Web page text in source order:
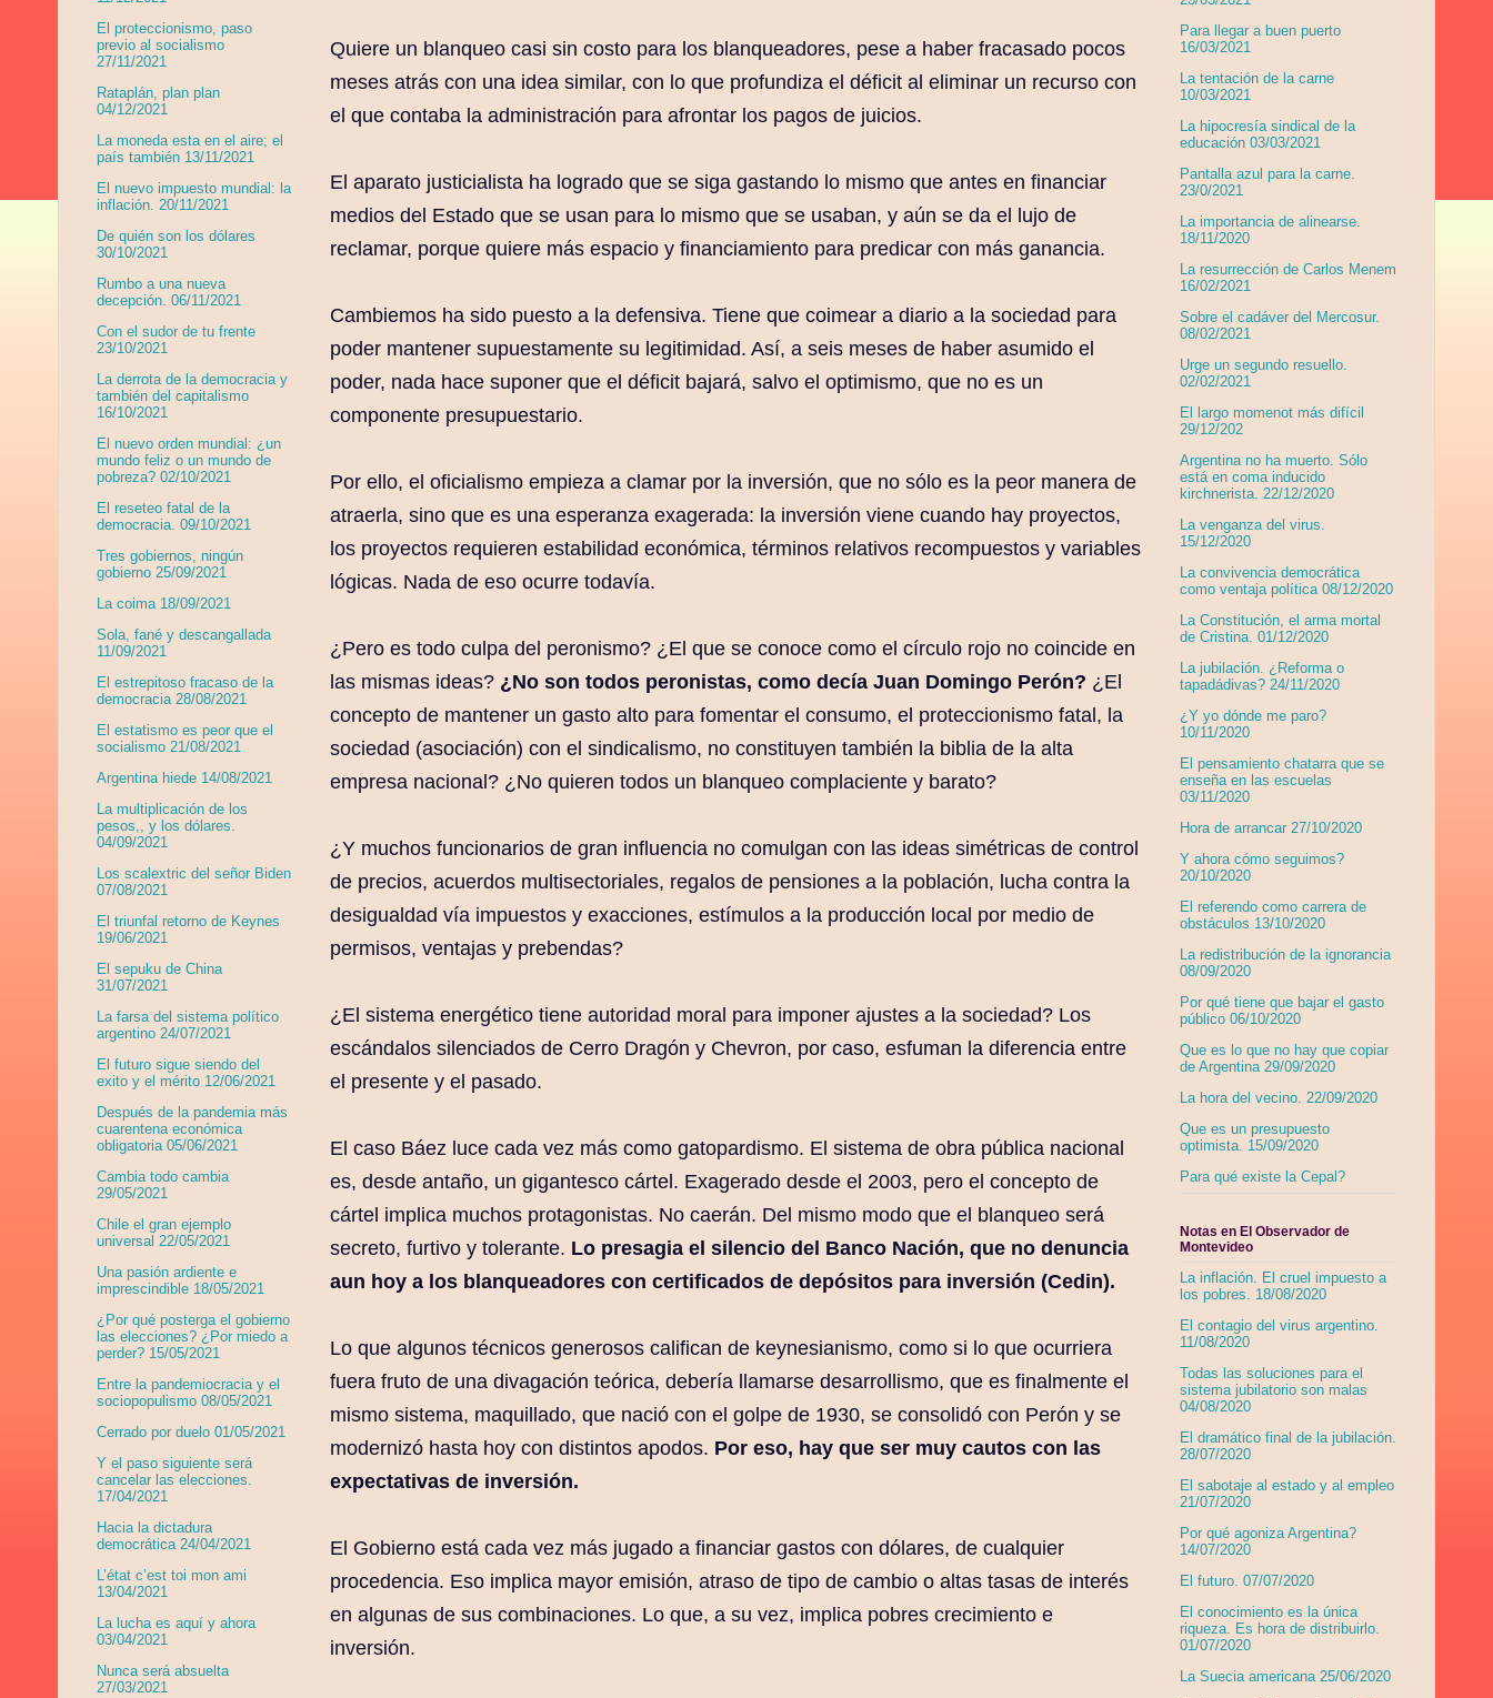
Quiere un blanqueo casi sin costo para los blanqueadores, pese a haber fracasado pocos
meses atrás con una idea similar, con lo que profundiza el déficit al eliminar un recurso con
el que contaba la administración para afrontar los pagos de juicios.
El aparato justicialista ha logrado que se siga gastando lo mismo que antes en financiar
medios del Estado que se usan para lo mismo que se usaban, y aún se da el lujo de
reclamar, porque quiere más espacio y financiamiento para predicar con más ganancia.
Cambiemos ha sido puesto a la defensiva. Tiene que coimear a diario a la sociedad para
poder mantener supuestamente su legitimidad. Así, a seis meses de haber asumido el
poder, nada hace suponer que el déficit bajará, salvo el optimismo, que no es un
componente presupuestario.
Por ello, el oficialismo empieza a clamar por la inversión, que no sólo es la peor manera de
atraerla, sino que es una esperanza exagerada: la inversión viene cuando hay proyectos,
los proyectos requieren estabilidad económica, términos relativos recompuestos y variables
lógicas. Nada de eso ocurre todavía.
¿Pero es todo culpa del peronismo? ¿El que se conoce como el círculo rojo no coincide en
las mismas ideas? ¿No son todos peronistas, como decía Juan Domingo Perón? ¿El
concepto de mantener un gasto alto para fomentar el consumo, el proteccionismo fatal, la
sociedad (asociación) con el sindicalismo, no constituyen también la biblia de la alta
empresa nacional? ¿No quieren todos un blanqueo complaciente y barato?
¿Y muchos funcionarios de gran influencia no comulgan con las ideas simétricas de control
de precios, acuerdos multisectoriales, regalos de pensiones a la población, lucha contra la
desigualdad vía impuestos y exacciones, estímulos a la producción local por medio de
permisos, ventajas y prebendas?
¿El sistema energético tiene autoridad moral para imponer ajustes a la sociedad? Los
escándalos silenciados de Cerro Dragón y Chevron, por caso, esfuman la diferencia entre
el presente y el pasado.
El caso Báez luce cada vez más como gatopardismo. El sistema de obra pública nacional
es, desde antaño, un gigantesco cártel. Exagerado desde el 2003, pero el concepto de
cártel implica muchos protagonistas. No caerán. Del mismo modo que el blanqueo será
secreto, furtivo y tolerante. Lo presagia el silencio del Banco Nación, que no denuncia
aun hoy a los blanqueadores con certificados de depósitos para inversión (Cedin).
Lo que algunos técnicos generosos califican de keynesianismo, como si lo que ocurriera
fuera fruto de una divagación teórica, debería llamarse desarrollismo, que es finalmente el
mismo sistema, maquillado, que nació con el golpe de 1930, se consolidó con Perón y se
modernizó hasta hoy con distintos apodos. Por eso, hay que ser muy cautos con las
expectativas de inversión.
El Gobierno está cada vez más jugado a financiar gastos con dólares, de cualquier
procedencia. Eso implica mayor emisión, atraso de tipo de cambio o altas tasas de interés
en algunas de sus combinaciones. Lo que, a su vez, implica pobres crecimiento e
inversión.
El proteccionismo, paso
previo al socialismo
27/11/2021
Rataplán, plan plan
04/12/2021
La moneda esta en el aire; el
país también 13/11/2021
El nuevo impuesto mundial: la
inflación. 20/11/2021
De quién son los dólares
30/10/2021
Rumbo a una nueva
decepción. 06/11/2021
Con el sudor de tu frente
23/10/2021
La derrota de la democracia y
también del capitalismo
16/10/2021
El nuevo orden mundial: ¿un
mundo feliz o un mundo de
pobreza? 02/10/2021
El reseteo fatal de la
democracia. 09/10/2021
Tres gobiernos, ningún
gobierno 25/09/2021
La coima 18/09/2021
Sola, fané y descangallada
11/09/2021
El estrepitoso fracaso de la
democracia 28/08/2021
El estatismo es peor que el
socialismo 21/08/2021
Argentina hiede 14/08/2021
La multiplicación de los
pesos,, y los dólares.
04/09/2021
Los scalextric del señor Biden
07/08/2021
El triunfal retorno de Keynes
19/06/2021
El sepuku de China
31/07/2021
La farsa del sistema político
argentino 24/07/2021
El futuro sigue siendo del
exito y el mérito 12/06/2021
Después de la pandemia más
cuarentena económica
obligatoria 05/06/2021
Cambia todo cambia
29/05/2021
Chile el gran ejemplo
universal 22/05/2021
Una pasión ardiente e
imprescindible 18/05/2021
¿Por qué posterga el gobierno
las elecciones? ¿Por miedo a
perder? 15/05/2021
Entre la pandemiocracia y el
sociopopulismo 08/05/2021
Cerrado por duelo 01/05/2021
Y el paso siguiente será
cancelar las elecciones.
17/04/2021
Hacia la dictadura
democrática 24/04/2021
L’état c’est toi mon ami
13/04/2021
La lucha es aquí y ahora
03/04/2021
Nunca será absuelta
27/03/2021
Para llegar a buen puerto
16/03/2021
La tentación de la carne
10/03/2021
La hipocresía sindical de la
educación 03/03/2021
Pantalla azul para la carne.
23/0/2021
La importancia de alinearse.
18/11/2020
La resurrección de Carlos Menem
16/02/2021
Sobre el cadáver del Mercosur.
08/02/2021
Urge un segundo resuello.
02/02/2021
El largo momenot más difícil
29/12/202
Argentina no ha muerto. Sólo
está en coma inducido
kirchnerista. 22/12/2020
La venganza del virus.
15/12/2020
La convivencia democrática
como ventaja política 08/12/2020
La Constitución, el arma mortal
de Cristina. 01/12/2020
La jubilación. ¿Reforma o
tapadádivas? 24/11/2020
¿Y yo dónde me paro?
10/11/2020
El pensamiento chatarra que se
enseña en las escuelas
03/11/2020
Hora de arrancar 27/10/2020
Y ahora cómo seguimos?
20/10/2020
El referendo como carrera de
obstáculos 13/10/2020
La redistribución de la ignorancia
08/09/2020
Por qué tiene que bajar el gasto
público 06/10/2020
Que es lo que no hay que copiar
de Argentina 29/09/2020
La hora del vecino. 22/09/2020
Que es un presupuesto
optimista. 15/09/2020
Para qué existe la Cepal?
Notas en El Observador de
Montevideo
La inflación. El cruel impuesto a
los pobres. 18/08/2020
El contagio del virus argentino.
11/08/2020
Todas las soluciones para el
sistema jubilatorio son malas
04/08/2020
El dramático final de la jubilación.
28/07/2020
El sabotaje al estado y al empleo
21/07/2020
Por qué agoniza Argentina?
14/07/2020
El futuro. 07/07/2020
El conocimiento es la única
riqueza. Es hora de distribuirlo.
01/07/2020
La Suecia americana 25/06/2020